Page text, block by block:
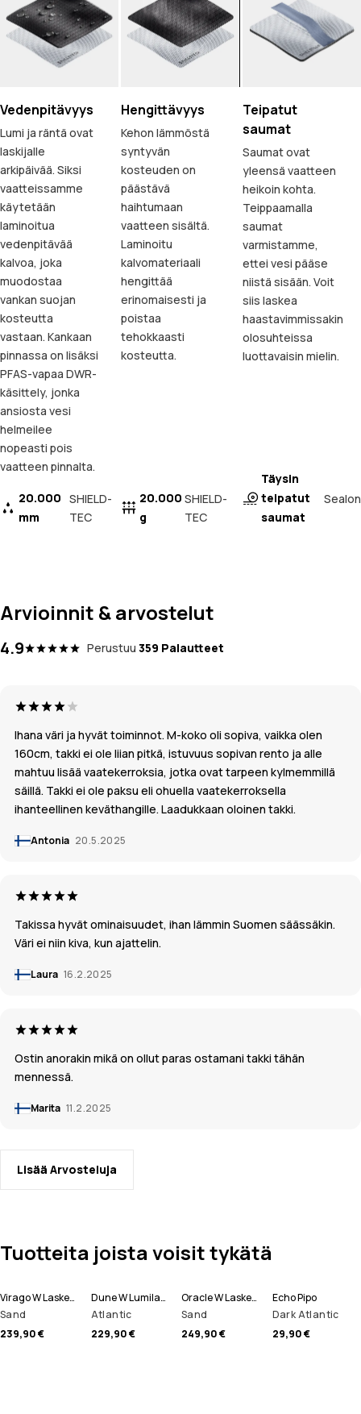
Vedenpitävyys
Lumi ja räntä ovat
laskijalle
arkipäivää. Siksi
vaatteissamme
käytetään
laminoitua
vedenpitävää
kalvoa, joka
muodostaa
vankan suojan
kosteutta
vastaan. Kankaan
pinnassa on lisäksi
PFAS-vapaa DWR-
käsittely, jonka
ansiosta vesi
helmeilee
nopeasti pois
vaatteen pinnalta.
20.000
mm
SHIELD-
TEC
Hengittävyys
Kehon lämmöstä
syntyvän
kosteuden on
päästävä
haihtumaan
vaatteen sisältä.
Laminoitu
kalvomateriaali
hengittää
erinomaisesti ja
poistaa
tehokkaasti
kosteutta.
20.000
g
SHIELD-
TEC
Teipatut
saumat
Saumat ovat
yleensä vaatteen
heikoin kohta.
Teippaamalla
saumat
varmistamme,
ettei vesi pääse
niistä sisään. Voit
siis laskea
haastavimmissakin
olosuhteissa
luottavaisin mielin.
Täysin
teipatut
saumat
Sealon
Arvioinnit & arvostelut
4.9 Perustuu 359 Palautteet
Ihana väri ja hyvät toiminnot. M-koko oli sopiva, vaikka olen
160cm, takki ei ole liian pitkä, istuvuus sopivan rento ja alle
mahtuu lisää vaatekerroksia, jotka ovat tarpeen kylmemmillä
säillä. Takki ei ole paksu eli ohuella vaatekerroksella
ihanteellinen keväthangille. Laadukkaan oloinen takki.
Antonia 20.5.2025
Takissa hyvät ominaisuudet, ihan lämmin Suomen säässäkin.
Väri ei niin kiva, kun ajattelin.
Laura 16.2.2025
Ostin anorakin mikä on ollut paras ostamani takki tähän
mennessä.
Marita 11.2.2025
Lisää Arvosteluja
Tuotteita joista voisit tykätä
Virago W Laskettelutakki Naiset
Sand
239,90 €
Dune W Lumilautailutakki Naiset
Atlantic
229,90 €
Oracle W Laskettelutakki Naiset
Sand
249,90 €
Echo Pipo
Dark Atlantic
29,90 €